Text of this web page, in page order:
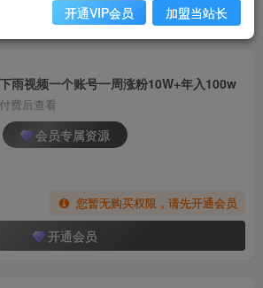
雨视频一个账号一周涨粉10W+年入100w
费后查看
会员专属资源
您暂无购买权限，请先开通会员
开通会员
开通VIP会员 加盟当站长